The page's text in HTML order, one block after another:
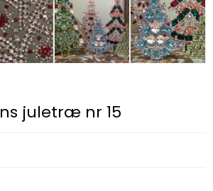
juletræ nr 15